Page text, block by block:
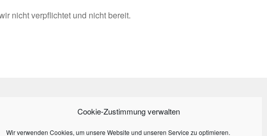
Cookie-Zustimmung verwalten
Wir verwenden Cookies, um unsere Website und unseren Service zu optimieren.
nicht verpflichtet und nicht bereit.